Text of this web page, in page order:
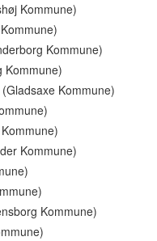
Kommune)
Kommune)
Kommune)
Kommune)
Kommune)
Kommune)